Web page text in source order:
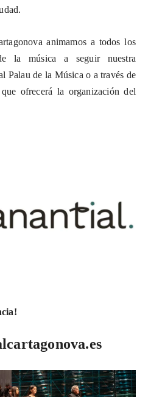
animamos a todos los
la música a seguir nuestra
Palau de la Música o a través de
ofrecerá la organización del